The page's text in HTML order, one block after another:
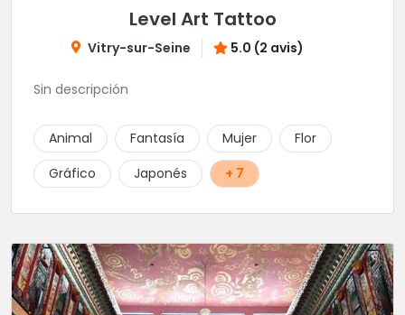
Level Art Tattoo
Vitry-sur-Seine 5.0 (2 avis)
Sin descripción
Animal Fantasía Mujer
Flor
Gráfico
Japonés + 7